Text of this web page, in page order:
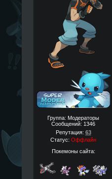
Группа: Модераторы
Сообщений: 1346
Репутация: 63
Статус: Оффлайн
Покемоны сайта: